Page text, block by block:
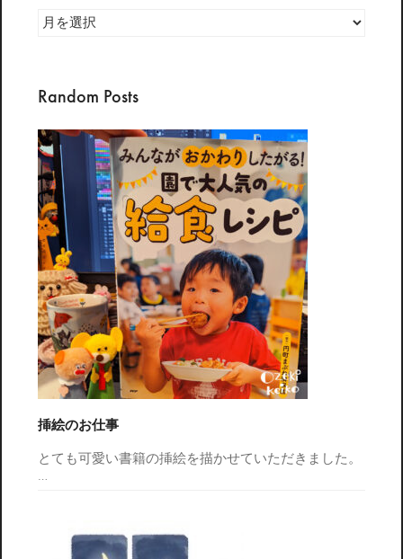
Archives
Random Posts
挿絵のお仕事
とても可愛い書籍の挿絵を描かせていただきました。
…